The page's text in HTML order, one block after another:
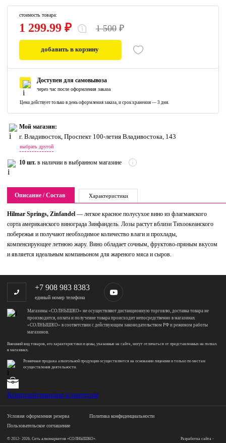
стоимость товара:
1 299.99 ₽ 1 500 ₽
добавить в корзину
0
Доступен для самовывоза
через час после оформления заказа
Цена действует только в день оформления заказа, и срок хранения — 3 дня.
Мой магазин:
г. Владивосток, Проспект 100-летия Владивостока, 143
выбрать другой
10 шт. в наличии в выбранном магазине
Описание / Состав Характеристики
Hilmar Springs, Zinfandel — легкое красное полусухое вино из флагманского
сорта американского винограда Зинфандель. Лозы растут вблизи Тихоокеанского
побережья и получают необходимое количество влаги и прохлады,
компенсирующее летнюю жару. Вино обладает сочным, фруктово-пряным вкусом
и является идеальным компаньоном для жареного мяса и сыров.
+7 908 983 8383
единый номер телефона
Магазины «СОЛНЫШКО» не осуществляют дистанционную торговлю, доставка товара не
производится, оплата и получение товара происходит непосредственно в магазинах
«СОЛНЫШКО» в соответствии с действующим законодательством РФ и режимом работы
магазинов.
Внешний вид товаров, его характеристики и цены, указанные на сайте, могут отличаться от представленных на полках
в магазинах.
Розничная продажа алкогольной продукции осуществляется на основании лицензии и только по местам
осуществления деятельности.
Корпоративным клиентам
© 2012- 2026. Сеть алкомаркетов «СОЛНЫШКО».
Условия оформления резерва
Политика конфиденциальности
Пользовательское соглашение
Разработка сайта -